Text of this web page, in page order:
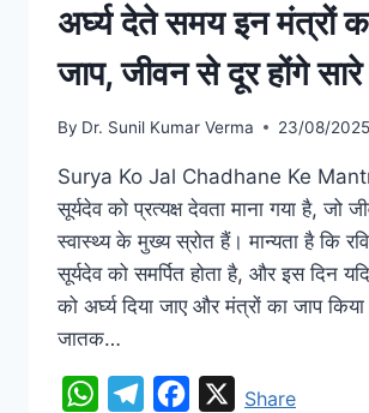
अर्घ्य देते समय इन मंत्रों
जाप, जीवन से दूर होंगे
By Dr. Sunil Kumar Verma 23/08/2025
Surya Ko Jal Chadhane Ke
सूर्यदेव को प्रत्यक्ष देवता माना गया है, जो
स्वास्थ्य के मुख्य स्रोत हैं। मान्यता है कि
सूर्यदेव को समर्पित होता है, और इस दिन यदि
को अर्घ्य दिया जाए और मंत्रों का जाप
जातक…
WhatsAppTelegramFacebook
XShare